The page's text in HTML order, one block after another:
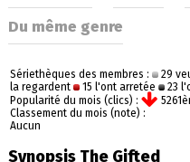
Du même genre
Sériethèques des membres : 29
la regardent
15 l'ont arretée
23
Popularité du mois (clics) :
Classement du mois (note) :
Aucun
Synopsis The Gifted